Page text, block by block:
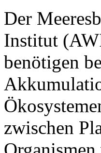
Der
Institut
benötigen
zwischen